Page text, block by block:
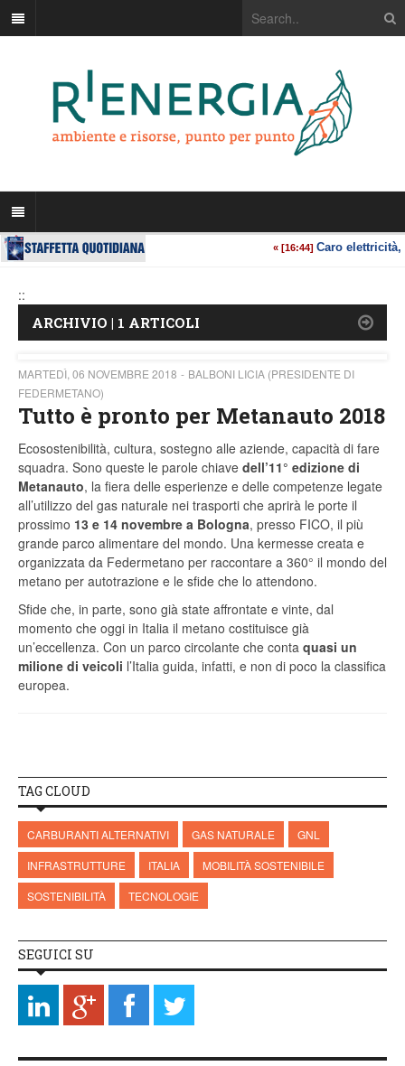
::
ARCHIVIO | 1 ARTICOLI
MARTEDÌ, 06 NOVEMBRE 2018
BALBONI LICIA (PRESIDENTE DI
FEDERMETANO)
Tutto è pronto per Metanauto 2018
Ecosostenibilità, cultura, sostegno alle aziende, capacità di fare
squadra. Sono queste le parole chiave dell’11° edizione di
Metanauto, la fiera delle esperienze e delle competenze legate
all’utilizzo del gas naturale nei trasporti che aprirà le porte il
prossimo 13 e 14 novembre a Bologna, presso FICO, il più
grande parco alimentare del mondo. Una kermesse creata e
organizzata da Federmetano per raccontare a 360° il mondo del
metano per autotrazione e le sfide che lo attendono.
Sfide che, in parte, sono già state affrontate e vinte, dal
momento che oggi in Italia il metano costituisce già
un’eccellenza. Con un parco circolante che conta quasi un
milione di veicoli l’Italia guida, infatti, e non di poco la classifica
europea.
TAG CLOUD
CARBURANTI ALTERNATIVI GAS NATURALE
GNL
INFRASTRUTTURE
ITALIA
MOBILITÀ SOSTENIBILE
SOSTENIBILITÀ
TECNOLOGIE
SEGUICI SU